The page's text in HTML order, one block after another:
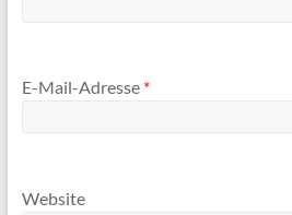
E-Mail-Adresse *
Website